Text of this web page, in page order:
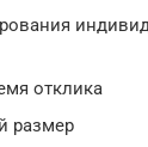
отклика
размер